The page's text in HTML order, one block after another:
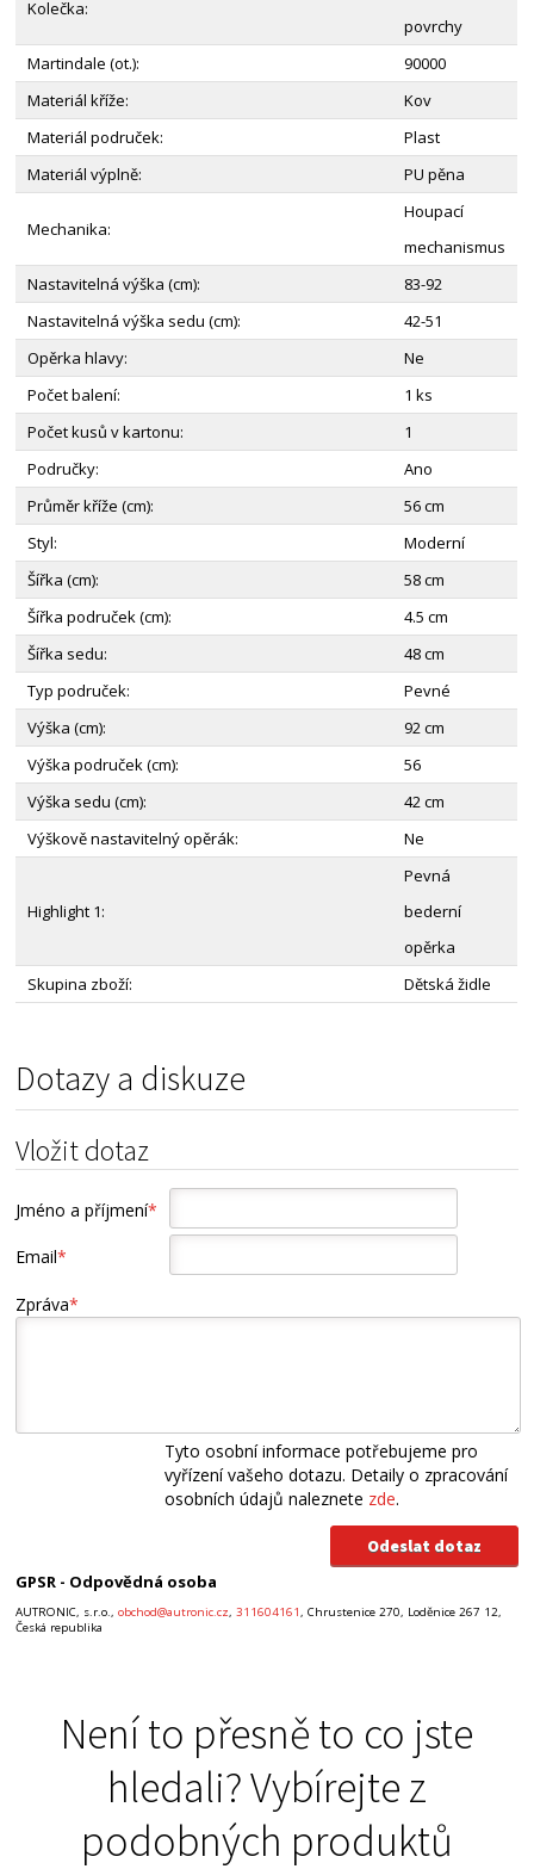
Kolečka:
povrchy
Martindale (ot.):
90000
Materiál kříže:
Kov
Materiál područek:
Plast
Materiál výplně:
PU pěna
Mechanika:
Houpací
mechanismus
Nastavitelná výška (cm):
83-92
Nastavitelná výška sedu (cm):
42-51
Opěrka hlavy:
Ne
Počet balení:
1 ks
Počet kusů v kartonu:
1
Područky:
Ano
Průměr kříže (cm):
56 cm
Styl:
Moderní
Šířka (cm):
58 cm
Šířka područek (cm):
4.5 cm
Šířka sedu:
48 cm
Typ područek:
Pevné
Výška (cm):
92 cm
Výška područek (cm):
56
Výška sedu (cm):
42 cm
Výškově nastavitelný opěrák:
Ne
Highlight 1:
Pevná
bederní
opěrka
Skupina zboží:
Dětská židle
Dotazy a diskuze
Vložit dotaz
Jméno a příjmení*
Email*
Zpráva*
Tyto osobní informace potřebujeme pro
vyřízení vašeho dotazu. Detaily o zpracování
osobních údajů naleznete zde.
GPSR - Odpovědná osoba
AUTRONIC, s.r.o.,obchod@autronic.cz,311604161, Chrustenice 270, Loděnice 267 12,
Česká republika
Není to přesně to co jste
hledali? Vybírejte z
podobných produktů